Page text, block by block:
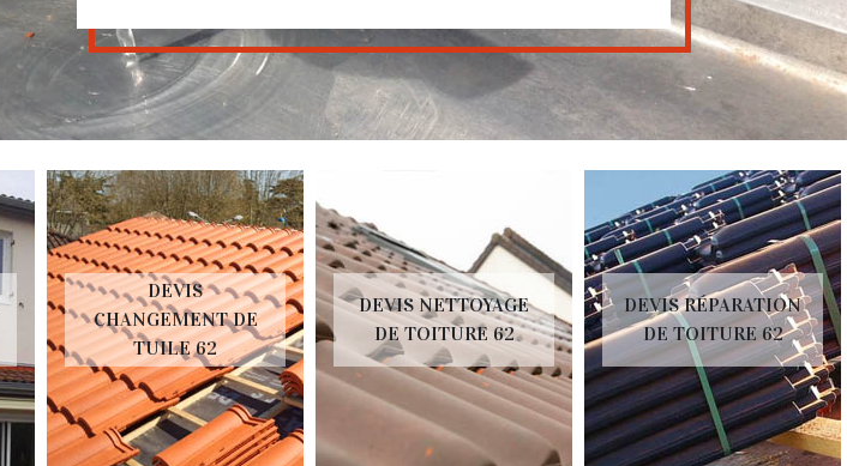
DEVIS
CHANGEMENT DE
TUILE 62
DEVIS NETTOYAGE
DE TOITURE 62
DEVIS RÉPARATION
DE TOITURE 62